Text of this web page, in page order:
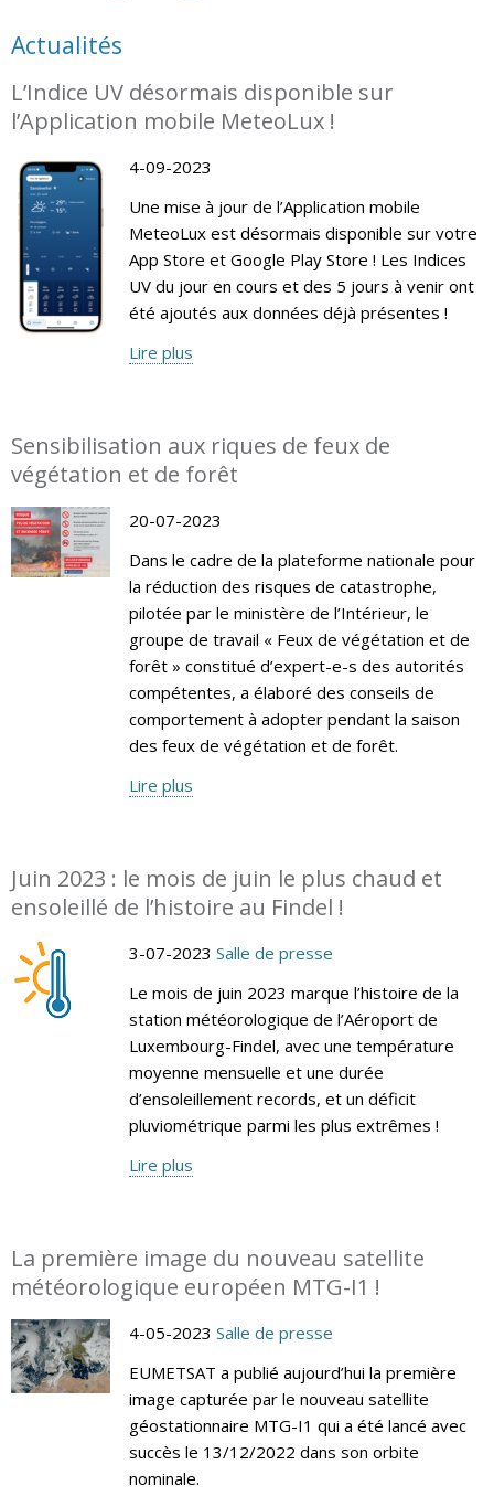
Actualités
L’Indice UV désormais disponible sur
l’Application mobile MeteoLux !
4-09-2023
Une mise à jour de l’Application mobile
MeteoLux est désormais disponible sur votre
App Store et Google Play Store ! Les Indices
UV du jour en cours et des 5 jours à venir ont
été ajoutés aux données déjà présentes !
Lire plus
Sensibilisation aux riques de feux de
végétation et de forêt
20-07-2023
Dans le cadre de la plateforme nationale pour
la réduction des risques de catastrophe,
pilotée par le ministère de l’Intérieur, le
groupe de travail « Feux de végétation et de
forêt » constitué d’expert-e-s des autorités
compétentes, a élaboré des conseils de
comportement à adopter pendant la saison
des feux de végétation et de forêt.
Lire plus
Juin 2023 : le mois de juin le plus chaud et
ensoleillé de l’histoire au Findel !
3-07-2023 Salle de presse
Le mois de juin 2023 marque l’histoire de la
station météorologique de l’Aéroport de
Luxembourg-Findel, avec une température
moyenne mensuelle et une durée
d’ensoleillement records, et un déficit
pluviométrique parmi les plus extrêmes !
Lire plus
La première image du nouveau satellite
météorologique européen MTG-I1 !
4-05-2023 Salle de presse
EUMETSAT a publié aujourd’hui la première
image capturée par le nouveau satellite
géostationnaire MTG-I1 qui a été lancé avec
succès le 13/12/2022 dans son orbite
nominale.